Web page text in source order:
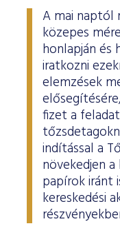
A mai naptól
közepes
honlapján és
iratkozni
elemzések
fizet a
indítással a
növekedjen
papírok iránt
kereskedési